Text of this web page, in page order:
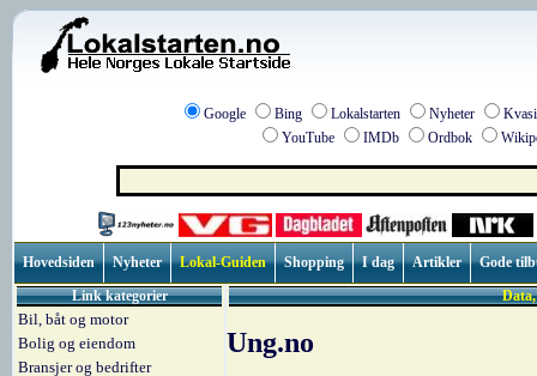
Google Bing Lokalstarten Nyheter
YouTube
IMDb Ordbok
Hovedsiden Nyheter Lokal-Guiden Shopping I dag Artikler
Gode
Link kategorier
Bil, båt og motor
Bolig og eiendom
Bransjer og bedrifter
Ung.no